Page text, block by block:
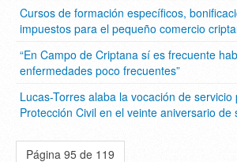
Cursos de formación específicos,
impuestos para el pequeño comercio
“En Campo de Criptana sí es frecuente
enfermedades poco frecuentes”
Lucas-Torres alaba la vocación de servicio
Protección Civil en el veinte aniversario de
Página 95 de 119